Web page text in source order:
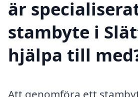
är
stambyte i
hjälpa till
Att genomföra ett